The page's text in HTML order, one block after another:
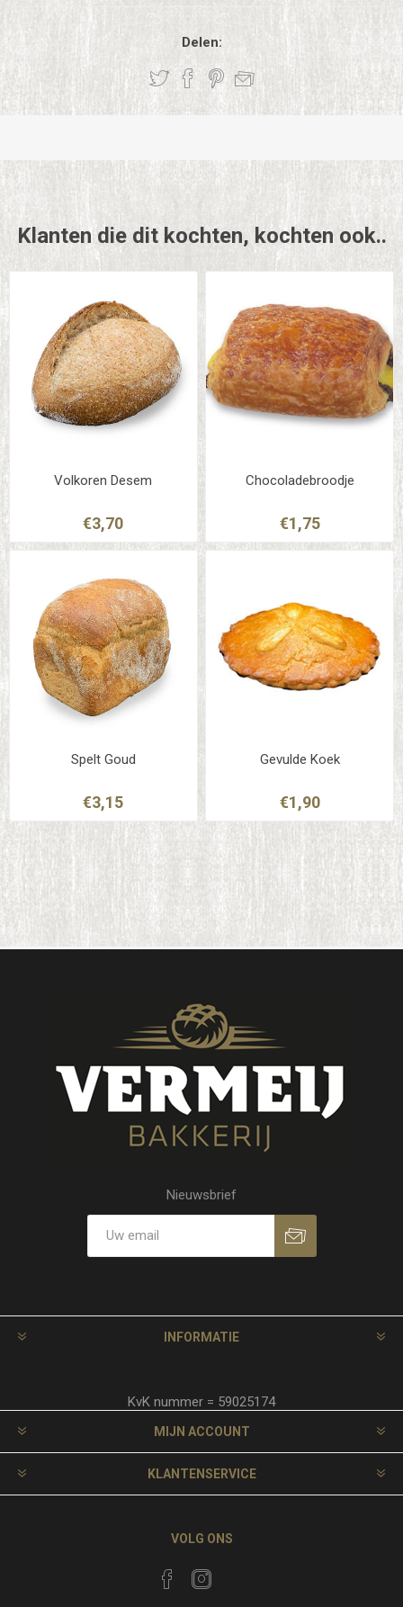
Delen:
Klanten die dit kochten, kochten ook..
Volkoren Desem
€3,70
Chocoladebroodje
€1,75
Spelt Goud
€3,15
Gevulde Koek
€1,90
Nieuwsbrief
INFORMATIE
KvK nummer = 59025174
MIJN ACCOUNT
KLANTENSERVICE
VOLG ONS